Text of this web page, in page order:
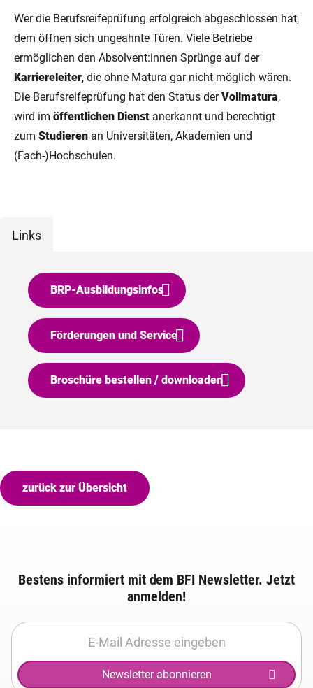
Wer die Berufsreifeprüfung erfolgreich abgeschlossen hat,
dem öffnen sich ungeahnte Türen. Viele Betriebe
ermöglichen den Absolvent:innen Sprünge auf der
Karriereleiter, die ohne Matura gar nicht möglich wären.
Die Berufsreifeprüfung hat den Status derVollmatura,
wird im öffentlichen Dienst anerkannt und berechtigt
zum Studieren an Universitäten, Akademien und
(Fach-)Hochschulen.
Links
BRP-Ausbildungsinfos
Förderungen und Service
Broschüre bestellen / downloaden
zurück zur Übersicht
Bestens informiert mit dem BFI Newsletter. Jetzt
anmelden!
Newsletter abonnieren